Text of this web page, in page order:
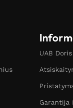
UAB
Garantija